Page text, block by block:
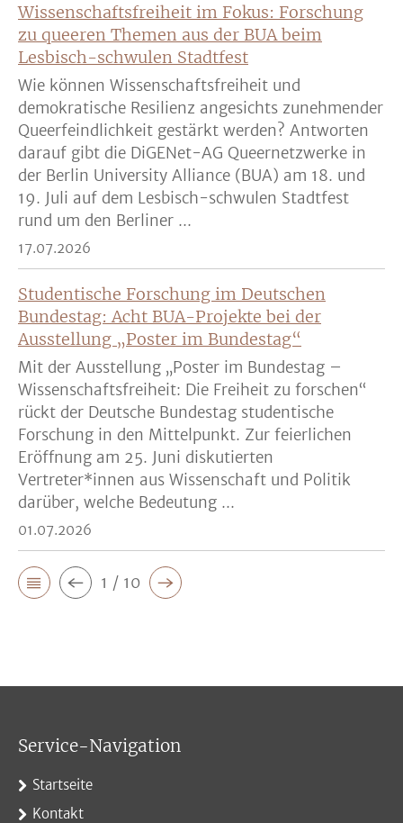
Wissenschaftsfreiheit im Fokus: Forschung
zu queeren Themen aus der BUA beim
Lesbisch-schwulen Stadtfest
Wie können Wissenschaftsfreiheit und
demokratische Resilienz angesichts zunehmender
Queerfeindlichkeit gestärkt werden? Antworten
darauf gibt die DiGENet-AG Queernetzwerke in
der Berlin University Alliance (BUA) am 18. und
19. Juli auf dem Lesbisch-schwulen Stadtfest
rund um den Berliner ...
17.07.2026
Studentische Forschung im Deutschen
Bundestag: Acht BUA-Projekte bei der
Ausstellung „Poster im Bundestag“
Mit der Ausstellung „Poster im Bundestag –
Wissenschaftsfreiheit: Die Freiheit zu forschen“
rückt der Deutsche Bundestag studentische
Forschung in den Mittelpunkt. Zur feierlichen
Eröffnung am 25. Juni diskutierten
Vertreter*innen aus Wissenschaft und Politik
darüber, welche Bedeutung ...
01.07.2026
1 / 10
Service-Navigation
Startseite
Kontakt